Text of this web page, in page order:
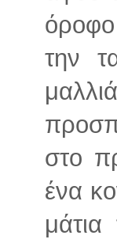
την
στο
ένα